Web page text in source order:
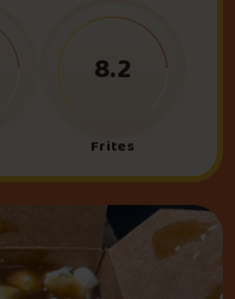
Frites
8.2